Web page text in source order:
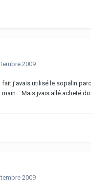
2009
fait j'avais utilisé le sopalin
Mais jvais allé acheté
2009